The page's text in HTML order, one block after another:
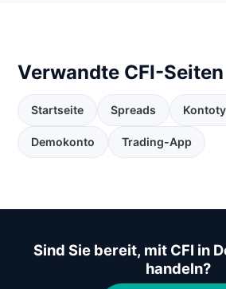
Verwandte CFI-Seiten
Startseite Spreads
Demokonto Trading-App
Sind Sie bereit, mit CFI in
handeln?